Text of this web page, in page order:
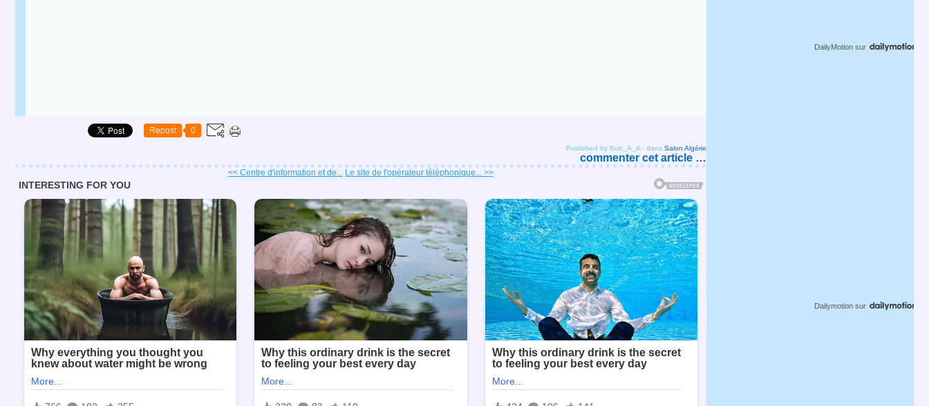
Repost 0
Published by Bob_A_A - dans Salon Algérie
commenter cet article …
<< Centre d'information et de... Le site de l'opérateur téléphonique... >>
DailyMotion sur
Dailymotion sur